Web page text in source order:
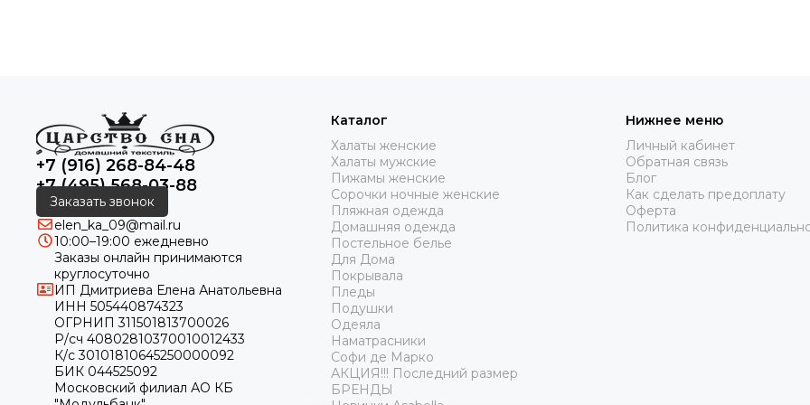
+7 (916) 268-84-48
+7 (495) 568-03-88
Заказать звонок
elen_ka_09@mail.ru
10:00–19:00 ежедневно
Заказы онлайн принимаются
круглосуточно
ИП Дмитриева Елена Анатольевна
ИНН 505440874323
ОГРНИП 311501813700026
Р/сч 40802810370010012433
К/с 30101810645250000092
БИК 044525092
Московский филиал АО КБ
Каталог
Халаты женские
Халаты мужские
Пижамы женские
Сорочки ночные женские
Пляжная одежда
Домашняя одежда
Постельное белье
Для Дома
Покрывала
Пледы
Подушки
Одеяла
Наматрасники
Софи де Марко
АКЦИЯ!!! Последний размер
БРЕНДЫ
Нижнее меню
Личный кабинет
Обратная связь
Блог
Как сделать предоплату
Оферта
Политика